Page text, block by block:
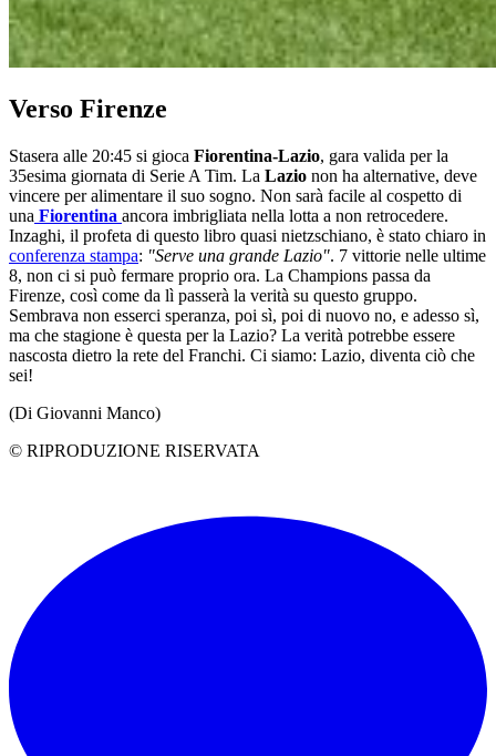
Verso Firenze
Stasera alle 20:45 si gioca Fiorentina-Lazio, gara valida per la
35esima giornata di Serie A Tim. La Lazio non ha alternative, deve
vincere per alimentare il suo sogno. Non sarà facile al cospetto di
una Fiorentina ancora imbrigliata nella lotta a non retrocedere.
Inzaghi, il profeta di questo libro quasi nietzschiano, è stato chiaro in
conferenza stampa: "Serve una grande Lazio". 7 vittorie nelle ultime
8, non ci si può fermare proprio ora. La Champions passa da
Firenze, così come da lì passerà la verità su questo gruppo.
Sembrava non esserci speranza, poi sì, poi di nuovo no, e adesso sì,
ma che stagione è questa per la Lazio? La verità potrebbe essere
nascosta dietro la rete del Franchi. Ci siamo: Lazio, diventa ciò che
sei!
(Di Giovanni Manco)
© RIPRODUZIONE RISERVATA